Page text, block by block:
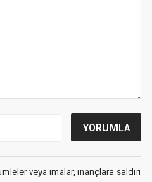
veya imalar, inançlara saldırı